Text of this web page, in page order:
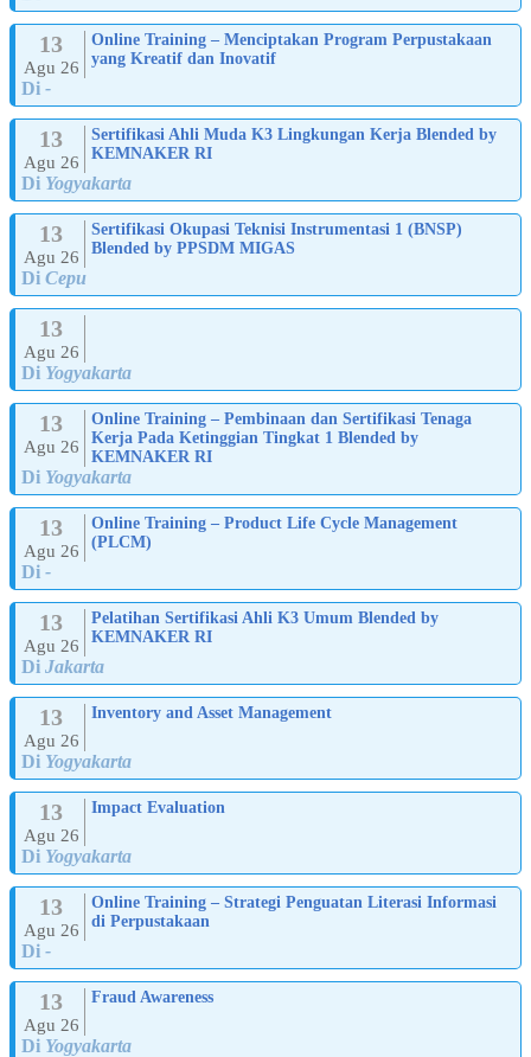
13
Agu 26
Online Training – Menciptakan Program Perpustakaan
yang Kreatif dan Inovatif
Di -
13
Agu 26
Sertifikasi Ahli Muda K3 Lingkungan Kerja Blended by
KEMNAKER RI
Di Yogyakarta
13
Agu 26
Sertifikasi Okupasi Teknisi Instrumentasi 1 (BNSP)
Blended by PPSDM MIGAS
Di Cepu
13
Agu 26
Di Yogyakarta
13
Agu 26
Online Training – Pembinaan dan Sertifikasi Tenaga
Kerja Pada Ketinggian Tingkat 1 Blended by
KEMNAKER RI
Di Yogyakarta
13
Agu 26
Online Training – Product Life Cycle Management
(PLCM)
Di -
13
Agu 26
Pelatihan Sertifikasi Ahli K3 Umum Blended by
KEMNAKER RI
Di Jakarta
13
Agu 26
Inventory and Asset Management
Di Yogyakarta
13
Agu 26
Impact Evaluation
Di Yogyakarta
13
Agu 26
Online Training – Strategi Penguatan Literasi Informasi
di Perpustakaan
Di -
13
Agu 26
Fraud Awareness
Di Yogyakarta